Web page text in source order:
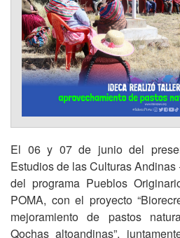
El 06 y 07 de junio del
Estudios de las Culturas
del programa Pueblos
POMA, con el proyecto
mejoramiento de pastos
Qochas altoandinas”,